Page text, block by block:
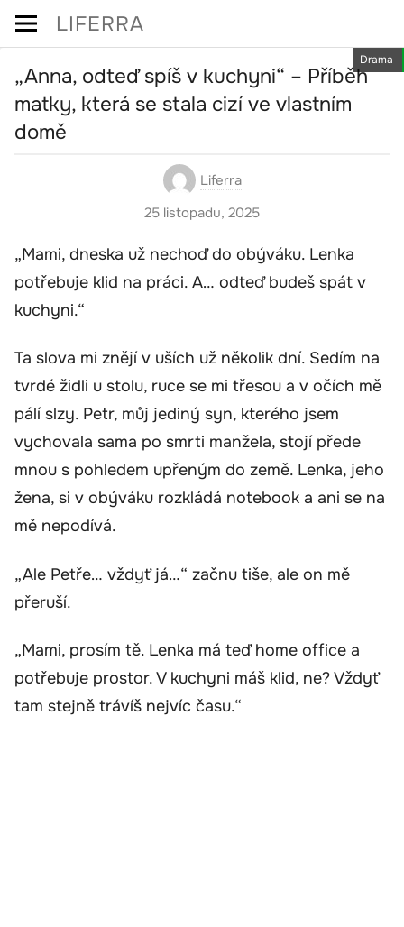
Skip
LIFERRA
Drama
„Anna, odteď spíš v kuchyni“ – Příběh
matky, která se stala cizí ve vlastním
domě
Liferra
25 listopadu, 2025
„Mami, dneska už nechoď do obýváku. Lenka
potřebuje klid na práci. A… odteď budeš spát v
kuchyni.“
Ta slova mi znějí v uších už několik dní. Sedím na
tvrdé židli u stolu, ruce se mi třesou a v očích mě
pálí slzy. Petr, můj jediný syn, kterého jsem
vychovala sama po smrti manžela, stojí přede
mnou s pohledem upřeným do země. Lenka, jeho
žena, si v obýváku rozkládá notebook a ani se na
mě nepodívá.
„Ale Petře… vždyť já…“ začnu tiše, ale on mě
přeruší.
„Mami, prosím tě. Lenka má teď home office a
potřebuje prostor. V kuchyni máš klid, ne? Vždyť
tam stejně trávíš nejvíc času.“